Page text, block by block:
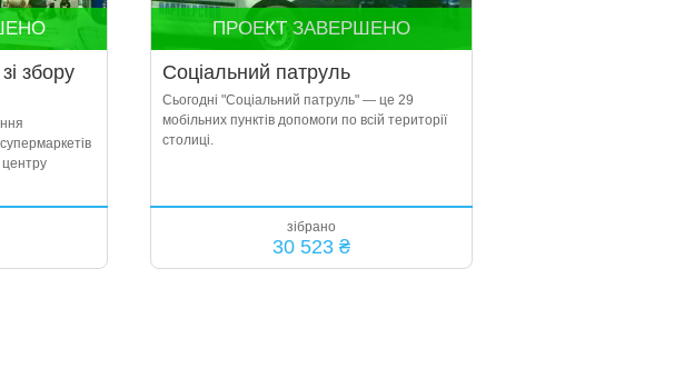
збору
центру
ПРОЕКТ ЗАВЕРШЕНО
Соціальний патруль
Сьогодні "Соціальний патруль" — це 29
мобільних пунктів допомоги по всій території
столиці.
зібрано
30 523 ₴